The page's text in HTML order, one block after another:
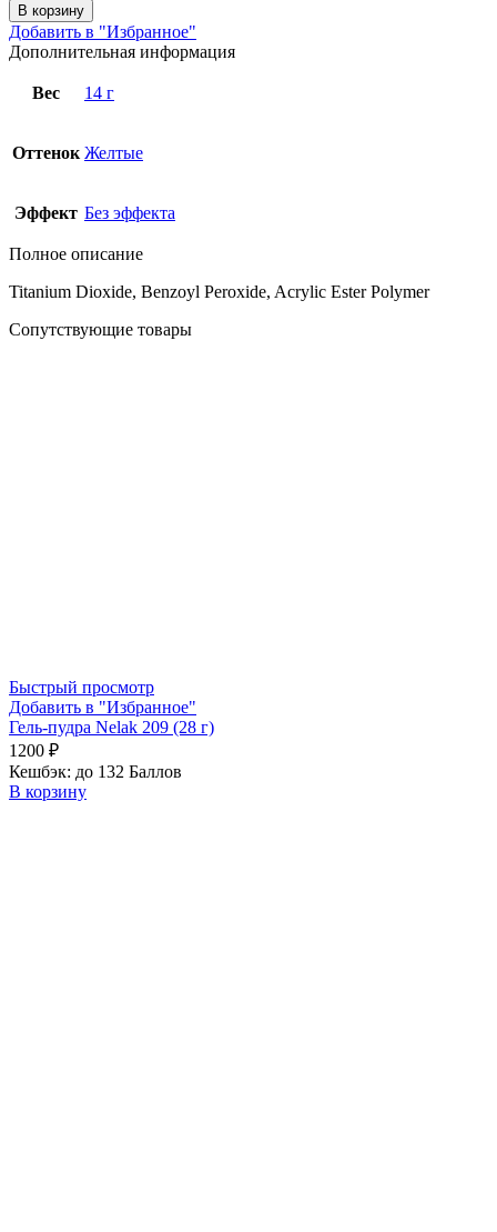
В корзину
Добавить в "Избранное"
Дополнительная информация
Вес 14 г
Оттенок Желтые
Эффект Без эффекта
Полное описание
Titanium Dioxide, Benzoyl Peroxide, Acrylic Ester Polymer
Сопутствующие товары
Быстрый просмотр
Добавить в "Избранное"
Гель-пудра Nelak 209 (28 г)
1200 ₽
Кешбэк: до 132 Баллов
В корзину